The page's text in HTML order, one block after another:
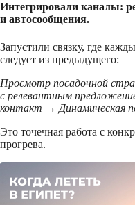
Интегрировали каналы:
и автосообщения.
Запустили связку, где
следует из предыдущего:
Просмотр посадочной
с релевантным
контакт → Динамическая
Это точечная работа с
прогрева.